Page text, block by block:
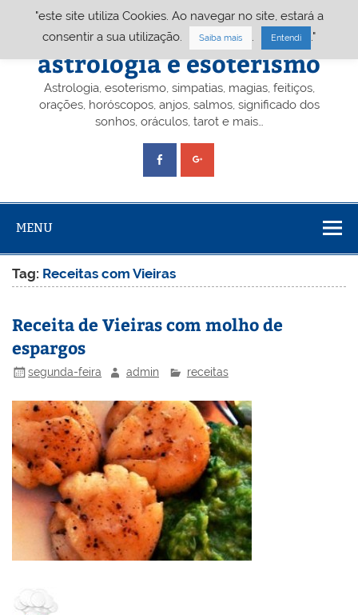
Portal A&E – Portal
astrologia e esoterismo
Astrologia, esoterismo, simpatias, magias, feitiços,
orações, horóscopos, anjos, salmos, significado dos
sonhos, oráculos, tarot e mais…
MENU
Tag: Receitas com Vieiras
Receita de Vieiras com molho de
espargos
segunda-feira admin receitas
"este site utiliza Cookies. Ao navegar no site, estará a
consentir a sua utilização.
Saiba mais Entendi ."